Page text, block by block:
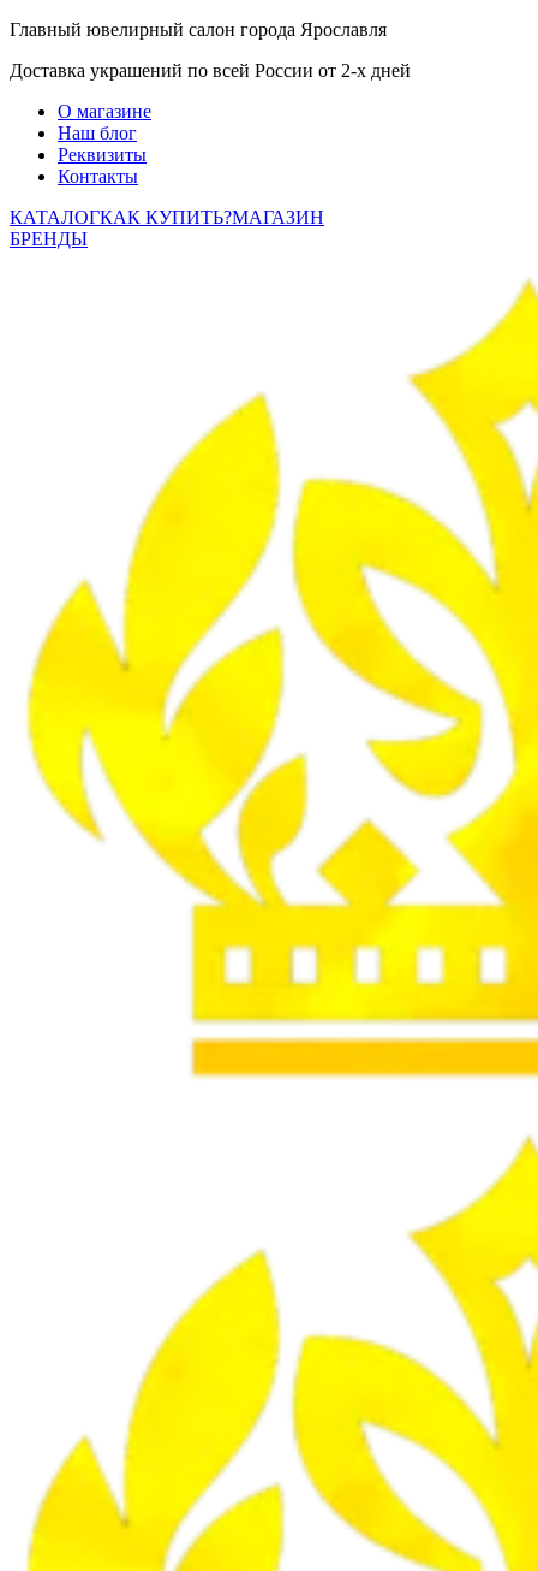
Главный ювелирный салон города Ярославля
Доставка украшений по всей России от 2-х дней
О магазине
Наш блог
Реквизиты
Контакты
КАТАЛОГКАК КУПИТЬ?МАГАЗИН
БРЕНДЫ